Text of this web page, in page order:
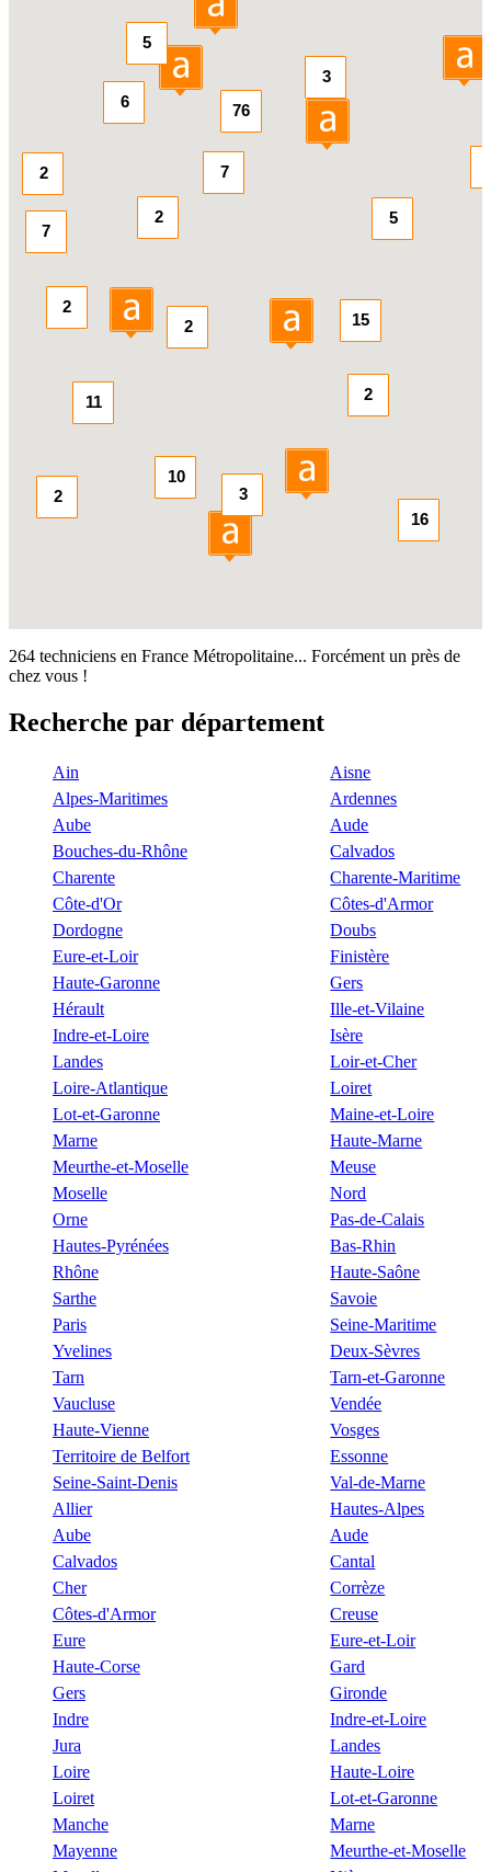
76
7
3
10
16
2
2
2
11
7
2
15
5
3
2
6
2
5
264 techniciens en France Métropolitaine... Forcément un près de
chez vous !
Recherche par département
Ain
Aisne
Alpes-Maritimes
Ardennes
Aube
Aude
Bouches-du-Rhône
Calvados
Charente
Charente-Maritime
Côte-d'Or
Côtes-d'Armor
Dordogne
Doubs
Eure-et-Loir
Finistère
Haute-Garonne
Gers
Hérault
Ille-et-Vilaine
Indre-et-Loire
Isère
Landes
Loir-et-Cher
Loire-Atlantique
Loiret
Lot-et-Garonne
Maine-et-Loire
Marne
Haute-Marne
Meurthe-et-Moselle
Meuse
Moselle
Nord
Orne
Pas-de-Calais
Hautes-Pyrénées
Bas-Rhin
Rhône
Haute-Saône
Sarthe
Savoie
Paris
Seine-Maritime
Yvelines
Deux-Sèvres
Tarn
Tarn-et-Garonne
Vaucluse
Vendée
Haute-Vienne
Vosges
Territoire de Belfort
Essonne
Seine-Saint-Denis
Val-de-Marne
Allier
Hautes-Alpes
Aube
Aude
Calvados
Cantal
Cher
Corrèze
Côtes-d'Armor
Creuse
Eure
Eure-et-Loir
Haute-Corse
Gard
Gers
Gironde
Indre
Indre-et-Loire
Jura
Landes
Loire
Haute-Loire
Loiret
Lot-et-Garonne
Manche
Marne
Mayenne
Meurthe-et-Moselle